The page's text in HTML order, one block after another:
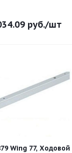
руб./шт
Wing 77, Ходовой